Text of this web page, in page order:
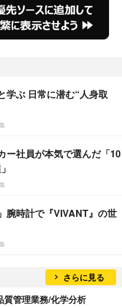
学ぶ 日常に潜む“人身取
ー社員が本気で選んだ「10
腕時計で『VIVANT』の世
さらに見る
質管理業務/化学分析